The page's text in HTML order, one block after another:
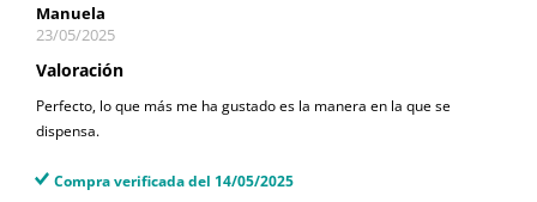
Manuela
23/05/2025
Valoración
Perfecto, lo que más me ha gustado es la manera en la que se
dispensa.
Compra verificada del 14/05/2025